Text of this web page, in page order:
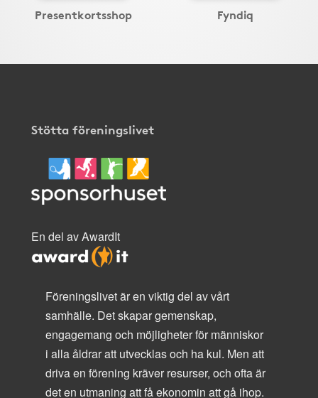
Presentkortsshop Fyndiq
Stötta föreningslivet
En del av AwardIt
Föreningslivet är en viktig del av vårt
samhälle. Det skapar gemenskap,
engagemang och möjligheter för människor
i alla åldrar att utvecklas och ha kul. Men att
driva en förening kräver resurser, och ofta är
det en utmaning att få ekonomin att gå ihop.